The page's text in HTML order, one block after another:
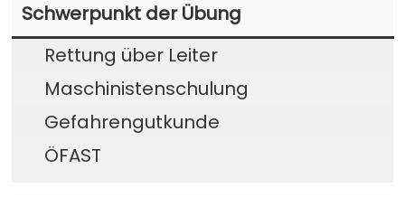
Schwerpunkt der Übung
Rettung über Leiter
Maschinistenschulung
Gefahrengutkunde
ÖFAST